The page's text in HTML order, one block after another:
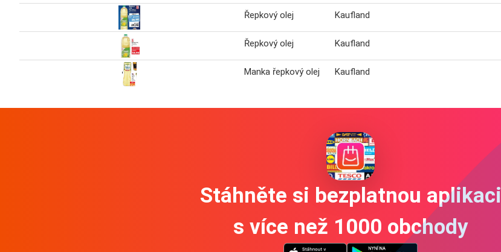
Řepkový olej Kaufland
Řepkový olej Kaufland
Manka řepkový olej Kaufland
Stáhněte si bezplatnou aplikaci
s více než 1000 obchody